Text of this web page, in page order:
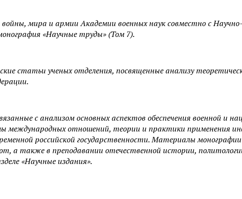
мира и армии Академии военных наук совместно с
«Научные труды» (Том 7).
статьи ученых отделения, посвященные анализу
с анализом основных аспектов обеспечения военной и
международных отношений, теории и практики применения
российской государственности. Материалы
а также в преподавании отечественной истории,
«Научные издания».